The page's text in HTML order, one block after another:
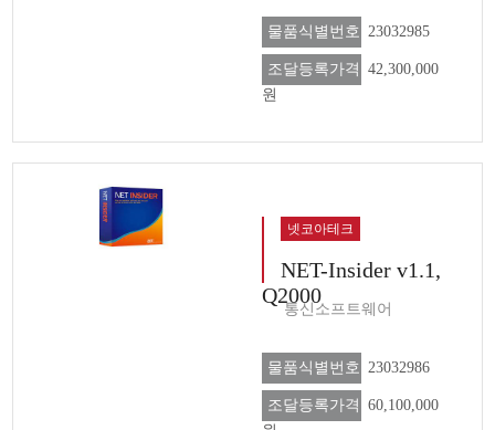
물품식별번호 23032985
조달등록가격 42,300,000
원
넷코아테크
NET-Insider v1.1,
Q2000
통신소프트웨어
물품식별번호 23032986
조달등록가격 60,100,000